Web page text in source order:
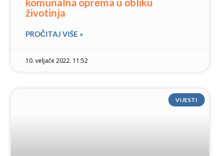
životinja
PROČITAJ VIŠE »
10. veljače 2022. 11:52
VIJESTI